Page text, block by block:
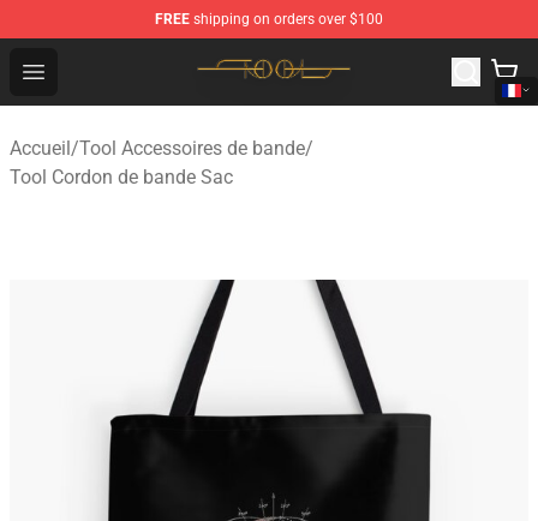
FREE shipping on orders over $100
Open menu
Tool Store - Official Tool Merchandise Shop
Accueil/Tool Accessoires de bande/
Tool Cordon de bande Sac